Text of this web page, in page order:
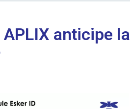
anticipe la